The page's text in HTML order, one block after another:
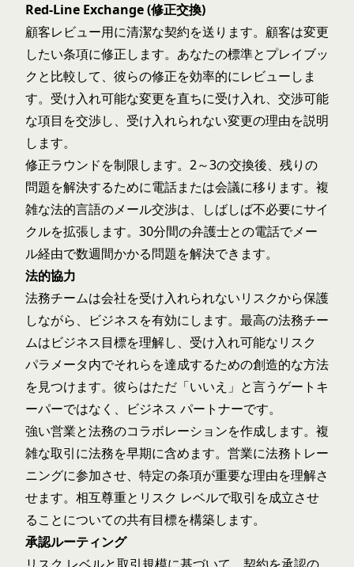
Red-Line Exchange (修正交換)
顧客レビュー用に清潔な契約を送ります。顧客は変更
したい条項に修正します。あなたの標準とプレイブッ
クと比較して、彼らの修正を効率的にレビューしま
す。受け入れ可能な変更を直ちに受け入れ、交渉可能
な項目を交渉し、受け入れられない変更の理由を説明
します。
修正ラウンドを制限します。2～3の交換後、残りの
問題を解決するために電話または会議に移ります。複
雑な法的言語のメール交渉は、しばしば不必要にサイ
クルを拡張します。30分間の弁護士との電話でメー
ル経由で数週間かかる問題を解決できます。
法的協力
法務チームは会社を受け入れられないリスクから保護
しながら、ビジネスを有効にします。最高の法務チー
ムはビジネス目標を理解し、受け入れ可能なリスク
パラメータ内でそれらを達成するための創造的な方法
を見つけます。彼らはただ「いいえ」と言うゲートキ
ーパーではなく、ビジネス パートナーです。
強い営業と法務のコラボレーションを作成します。複
雑な取引に法務を早期に含めます。営業に法務トレー
ニングに参加させ、特定の条項が重要な理由を理解さ
せます。相互尊重とリスク レベルで取引を成立させ
ることについての共有目標を構築します。
承認ルーティング